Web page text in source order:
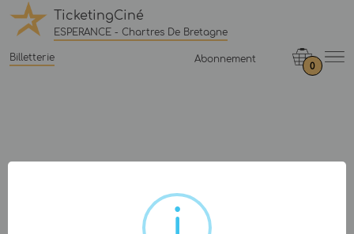
TicketingCiné
ESPERANCE - Chartres De Bretagne
Billetterie Abonnement
0